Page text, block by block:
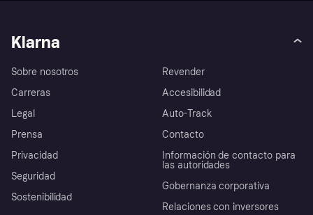
Klarna
Sobre nosotros
Carreras
Legal
Prensa
Privacidad
Seguridad
Sostenibilidad
Revender
Accesibilidad
Auto-Track
Contacto
Información de contacto para
las autoridades
Gobernanza corporativa
Relaciones con inversores